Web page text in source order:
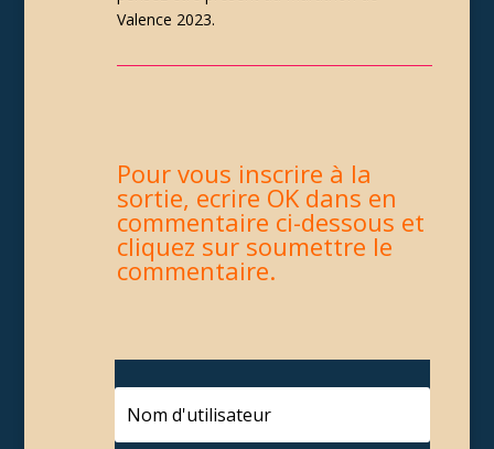
Valence 2023.
Pour vous inscrire à la
sortie, ecrire OK dans en
commentaire ci-dessous et
cliquez sur soumettre le
commentaire.